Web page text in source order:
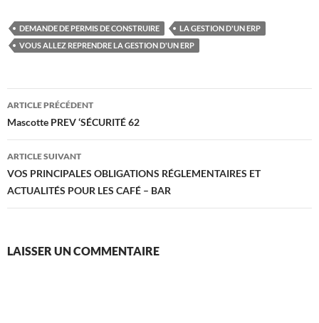
DEMANDE DE PERMIS DE CONSTRUIRE
LA GESTION D'UN ERP
VOUS ALLEZ REPRENDRE LA GESTION D'UN ERP
Navigation
des
articles
ARTICLE PRÉCÉDENT
Mascotte PREV ‘SÉCURITÉ 62
ARTICLE SUIVANT
VOS PRINCIPALES OBLIGATIONS RÉGLEMENTAIRES ET
ACTUALITÉS POUR LES CAFÉ – BAR
LAISSER UN COMMENTAIRE